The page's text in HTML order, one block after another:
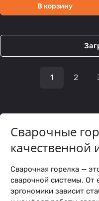
В корзину
1 2
Сварочные
качественной
Сварочная горелка —
сварочной системы. От
эргономики зависит